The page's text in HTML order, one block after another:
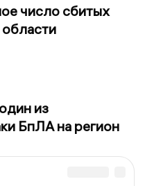
число сбитых
из
БпЛА на регион